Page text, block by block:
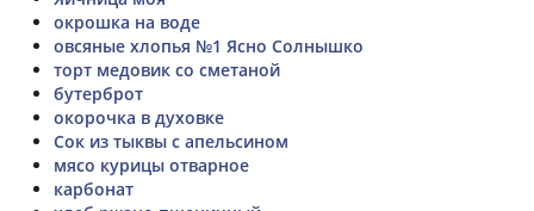
окрошка на воде
овсяные хлопья №1 Ясно Солнышко
торт медовик со сметаной
бутерброт
окорочка в духовке
Сок из тыквы с апельсином
мясо курицы отварное
карбонат